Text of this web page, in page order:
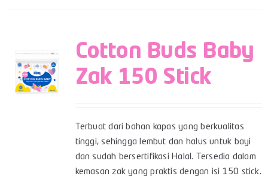
Cotton Buds Baby
Zak 150 Stick
Terbuat dari bahan kapas yang berkualitas
tinggi, sehingga lembut dan halus untuk bayi
dan sudah bersertifikasi Halal. Tersedia dalam
kemasan zak yang praktis dengan isi 150 stick.